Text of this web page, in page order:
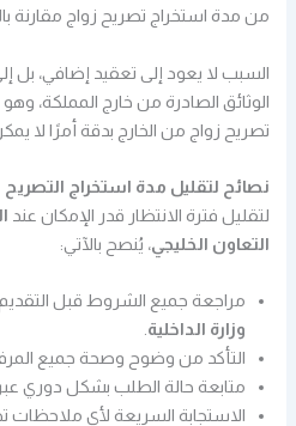
من مدة استخراج تصريح زواج مقارنة
السبب لا يعود إلى تعقيد إضافي، بل
الوثائق الصادرة من خارج المملكة،
تصريح زواج من الخارج بدقة أمرًا لا
نصائح لتقليل مدة استخراج التصريح
لتقليل فترة الانتظار قدر الإمكان عند
التعاون الخليجي، يُنصح بالآتي:
مراجعة جميع الشروط قبل
وزارة الداخلية.
التأكد من وضوح وصحة جميع
متابعة حالة الطلب بشكل دوري عبر
الاستجابة السريعة لأي ملاحظات